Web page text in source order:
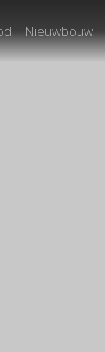
Nieuwbouw